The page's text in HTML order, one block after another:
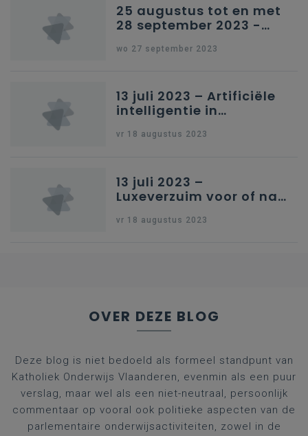
25 augustus tot en met
28 september 2023 -
wo 27 september 2023
13 juli 2023 – Artificiële
intelligentie in
vr 18 augustus 2023
13 juli 2023 –
Luxeverzuim voor of na
vr 18 augustus 2023
OVER DEZE BLOG
Deze blog is niet bedoeld als formeel standpunt van
Katholiek Onderwijs Vlaanderen, evenmin als een puur
verslag, maar wel als een niet-neutraal, persoonlijk
commentaar op vooral ook politieke aspecten van de
parlementaire onderwijsactiviteiten, zowel in de